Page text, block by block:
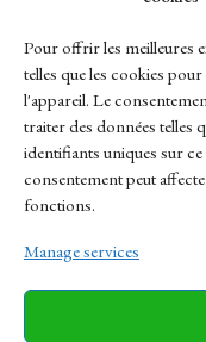
Pour offrir les meilleures
telles que les cookies
l'appareil. Le
traiter des données telles
identifiants uniques sur
consentement peut
fonctions.
Manage services
Links
Contact
Sitemap
News